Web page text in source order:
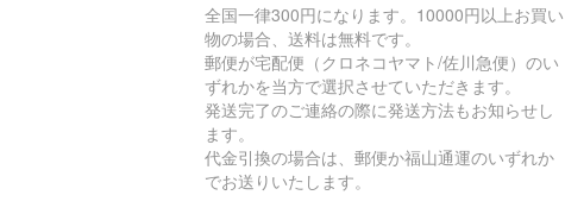
全国一律300円になります。10000円以上お買い
物の場合、送料は無料です。
郵便が宅配便（クロネコヤマト/佐川急便）のい
ずれかを当方で選択させていただきます。
発送完了のご連絡の際に発送方法もお知らせし
ます。
代金引換の場合は、郵便か福山通運のいずれか
でお送りいたします。